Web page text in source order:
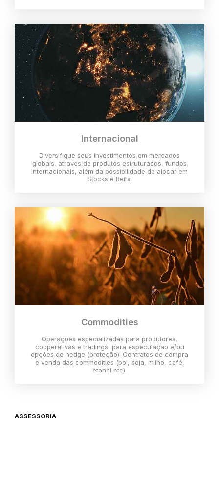
Internacional
Diversifique seus investimentos em mercados
globais, através de produtos estruturados, fundos
internacionais, além da possibilidade de alocar em
Stocks e Reits.
Commodities
Operações especializadas para produtores,
cooperativas e tradings, para especulação e/ou
opções de hedge (proteção). Contratos de compra
e venda das commodities (boi, soja, milho, café,
etanol etc).
ASSESSORIA